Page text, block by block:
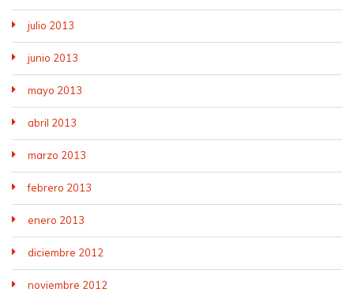
julio 2013
junio 2013
mayo 2013
abril 2013
marzo 2013
febrero 2013
enero 2013
diciembre 2012
noviembre 2012